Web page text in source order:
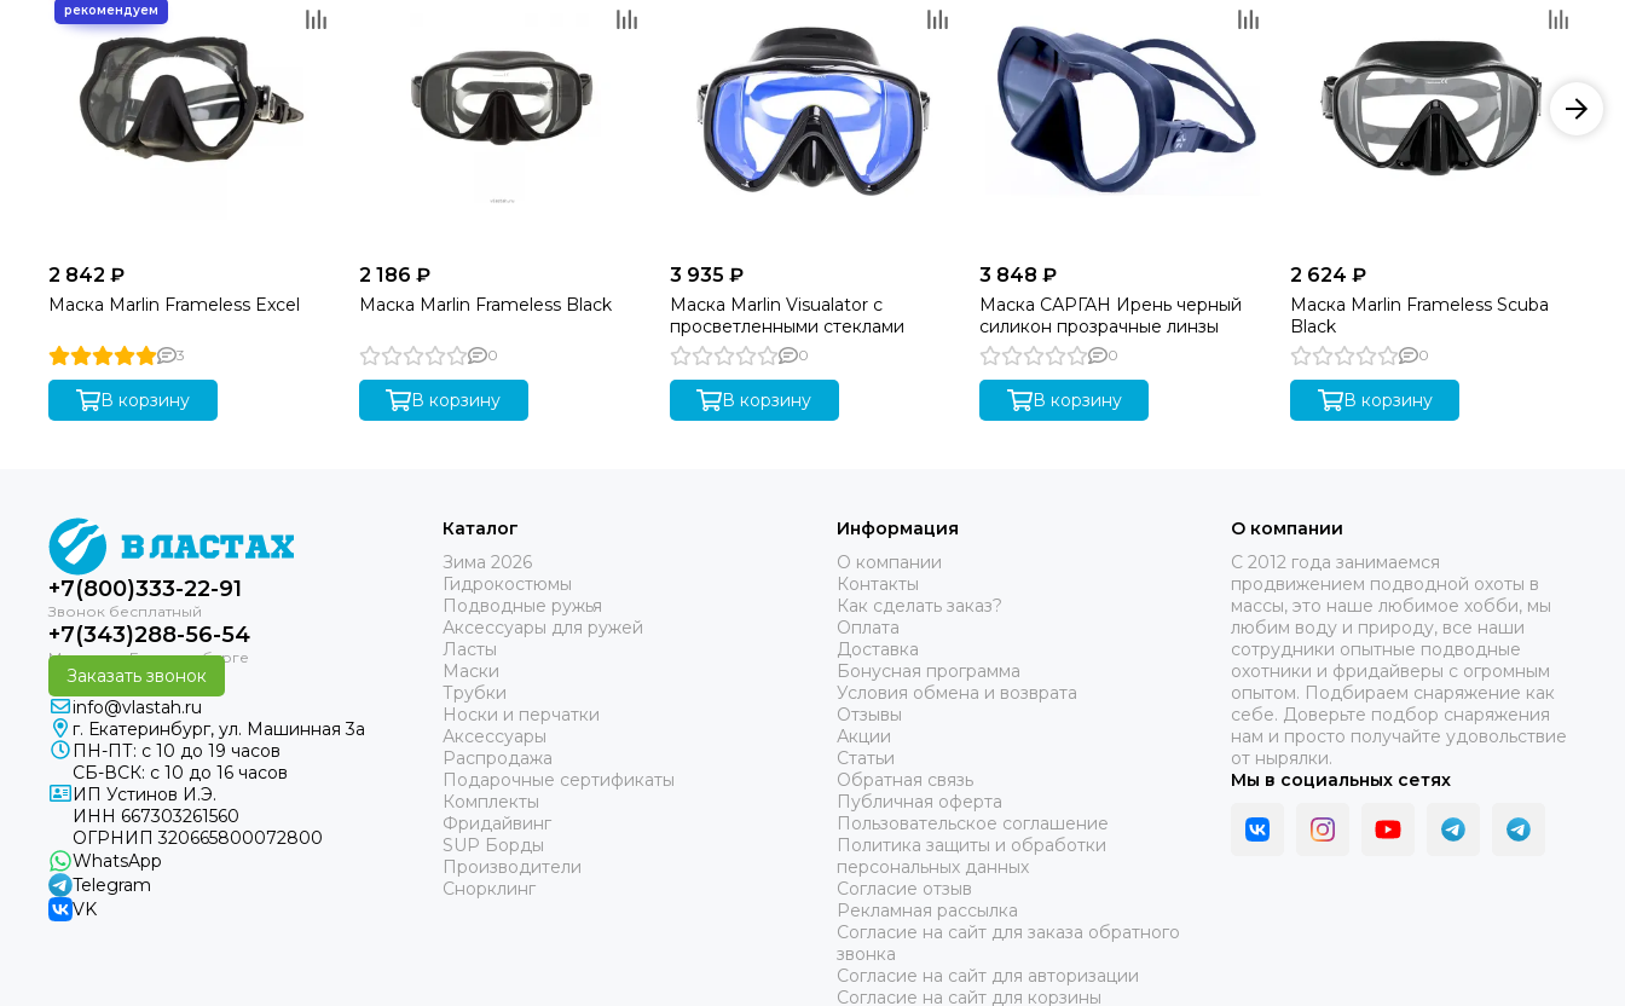
2 842 ₽
Маска Marlin Frameless Excel
3
В корзину
2 186 ₽
Маска Marlin Frameless Black
0
В корзину
3 935 ₽
Маска Marlin Visualator с
просветленными стеклами
0
В корзину
3 848 ₽
Маска САРГАН Ирень черный
силикон прозрачные линзы
0
В корзину
2 624 ₽
Маска Marlin Frameless Scuba
Black
0
В корзину
+7(800)333-22-91
+7(343)288-56-54
Заказать звонок
info@vlastah.ru
г. Екатеринбург, ул. Машинная 3а
ПН-ПТ: с 10 до 19 часов
СБ-ВСК: с 10 до 16 часов
ИП Устинов И.Э.
ИНН 667303261560
ОГРНИП 320665800072800
WhatsApp
Telegram
VK
Каталог
Зима 2026
Гидрокостюмы
Подводные ружья
Аксессуары для ружей
Ласты
Маски
Трубки
Носки и перчатки
Аксессуары
Распродажа
Подарочные сертификаты
Комплекты
Фридайвинг
SUP Борды
Производители
Снорклинг
Информация
О компании
Контакты
Как сделать заказ?
Оплата
Доставка
Бонусная программа
Условия обмена и возврата
Отзывы
Акции
Статьи
Обратная связь
Публичная оферта
Пользовательское соглашение
Политика защиты и обработки
персональных данных
Согласие отзыв
Рекламная рассылка
Согласие на сайт для заказа обратного
звонка
Согласие на сайт для авторизации
Согласие на сайт для корзины
О компании
C 2012 года занимаемся
продвижением подводной охоты в
массы, это наше любимое хобби, мы
любим воду и природу, все наши
сотрудники опытные подводные
охотники и фридайверы с огромным
опытом. Подбираем снаряжение как
себе. Доверьте подбор снаряжения
нам и просто получайте удовольствие
от нырялки.
Мы в социальных сетях